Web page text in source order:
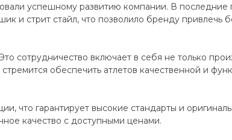
успешному развитию компании. В последние
и стрит стайл, что позволило бренду привлечь
сотрудничество включает в себя не только
обеспечить атлетов качественной и
что гарантирует высокие стандарты и
качество с доступными ценами.